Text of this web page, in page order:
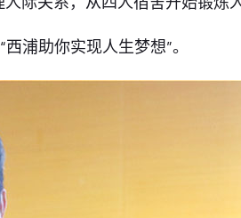
浦助你实现人生梦想”。